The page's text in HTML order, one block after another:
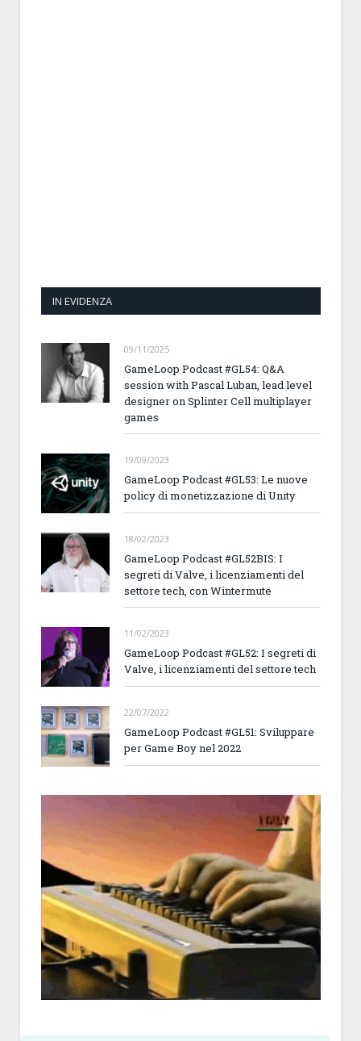
IN EVIDENZA
09/11/2025
GameLoop Podcast #GL54: Q&A
session with Pascal Luban, lead level
designer on Splinter Cell multiplayer
games
19/09/2023
GameLoop Podcast #GL53: Le nuove
policy di monetizzazione di Unity
18/02/2023
GameLoop Podcast #GL52BIS: I
segreti di Valve, i licenziamenti del
settore tech, con Wintermute
11/02/2023
GameLoop Podcast #GL52: I segreti di
Valve, i licenziamenti del settore tech
22/07/2022
GameLoop Podcast #GL51: Sviluppare
per Game Boy nel 2022